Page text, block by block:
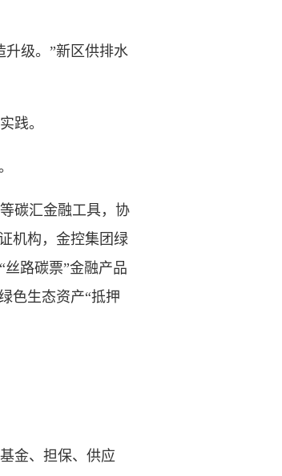
级。”新区供排水
践。
碳汇金融工具，协
机构，金控集团绿
路碳票”金融产品
色生态资产“抵押
金、担保、供应